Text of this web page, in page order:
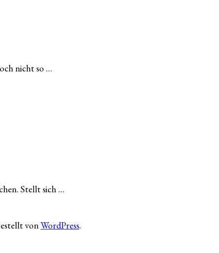
nicht so …
Stellt sich …
vonWordPress.